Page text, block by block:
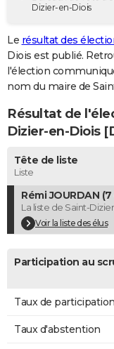
Destinations
City break
Voyage nature
Voyage de noces
Forum
GUIDES D'ACHAT
BONS PLANS
Carte de Noël
Carte Bonne année
Carte Saint-Valentin
Carte Pâques
Carte d'anniversaire
DICTIONNAIRE
Dictionnaire
Biographies
Citations
Expressions
Proverbes
PROGRAMME TV
COPAINS D'AVANT
S'inscrire
Se connecter
Lycées
Collèges
Primaires
Universités
Entreprises
Service militaire
Avis de recherche
AVIS DE DÉCÈS
Bricolage
Television
Dizier-en-Diois
Le résultat des
Diois est publié.
l'élection
nom du maire de
Résultat de
Dizier-en-Diois
Tête de liste
Liste
Rémi JOURDAN
La liste de Saint-
Voir la liste des élus
Participation au
Taux de participation
Taux d'abstention